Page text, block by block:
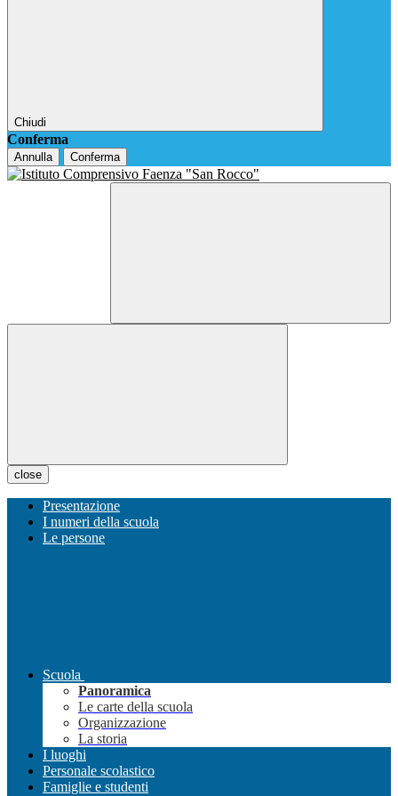
Chiudi
Conferma
Annulla Conferma
close
Presentazione
I numeri della scuola
Le persone
Scuola
Panoramica
Le carte della scuola
Organizzazione
La storia
I luoghi
Personale scolastico
Famiglie e studenti